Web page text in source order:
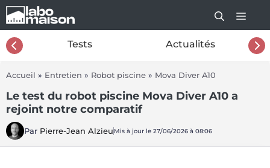
Aller
au
contenu
Tests Actualités
Accueil » Entretien » Robot piscine » Mova Diver A10
Le test du robot piscine Mova Diver A10 a
rejoint notre comparatif
Par Pierre-Jean Alzieu Mis à jour le 27/06/2026 à 08:06